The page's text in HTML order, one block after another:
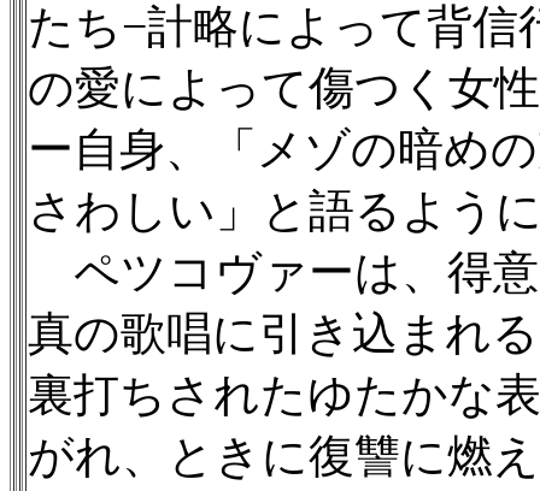
たち−計略によって背
の愛によって傷つく女
ー自身、「メゾの暗め
さわしい」と語るよう
ペツコヴァーは、得
真の歌唱に引き込まれ
裏打ちされたゆたかな
がれ、ときに復讐に燃